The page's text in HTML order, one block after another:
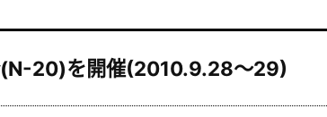
(N-20)を開催(2010.9.28～29)